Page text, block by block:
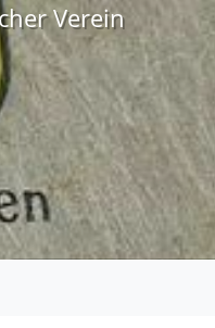
Verein